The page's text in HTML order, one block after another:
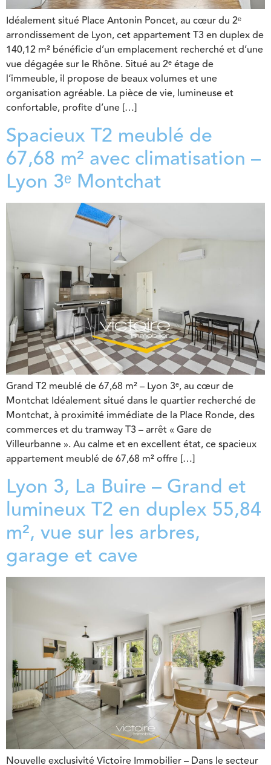
Idéalement situé Place Antonin Poncet, au cœur du 2ᵉ
arrondissement de Lyon, cet appartement T3 en duplex de
140,12 m² bénéficie d’un emplacement recherché et d’une
vue dégagée sur le Rhône. Situé au 2ᵉ étage de
l’immeuble, il propose de beaux volumes et une
organisation agréable. La pièce de vie, lumineuse et
confortable, profite d’une […]
Spacieux T2 meublé de
67,68 m² avec climatisation –
Lyon 3ᵉ Montchat
Grand T2 meublé de 67,68 m² – Lyon 3ᵉ, au cœur de
Montchat Idéalement situé dans le quartier recherché de
Montchat, à proximité immédiate de la Place Ronde, des
commerces et du tramway T3 – arrêt « Gare de
Villeurbanne ». Au calme et en excellent état, ce spacieux
appartement meublé de 67,68 m² offre […]
Lyon 3, La Buire – Grand et
lumineux T2 en duplex 55,84
m², vue sur les arbres,
garage et cave
Nouvelle exclusivité Victoire Immobilier – Dans le secteur